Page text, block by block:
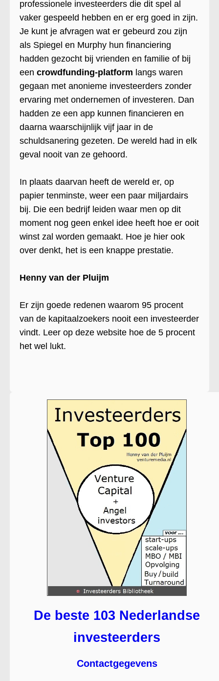
professionele investeerders die dit spel al
vaker gespeeld hebben en er erg goed in zijn.
Je kunt je afvragen wat er gebeurd zou zijn
als Spiegel en Murphy hun financiering
hadden gezocht bij vrienden en familie of bij
een crowdfunding-platform langs waren
gegaan met anonieme investeerders zonder
ervaring met ondernemen of investeren. Dan
hadden ze een app kunnen financieren en
daarna waarschijnlijk vijf jaar in de
schuldsanering gezeten. De wereld had in elk
geval nooit van ze gehoord.
In plaats daarvan heeft de wereld er, op
papier tenminste, weer een paar miljardairs
bij. Die een bedrijf leiden waar men op dit
moment nog geen enkel idee heeft hoe er ooit
winst zal worden gemaakt. Hoe je hier ook
over denkt, het is een knappe prestatie.
Henny van der Pluijm
Er zijn goede redenen waarom 95 procent
van de kapitaalzoekers nooit een investeerder
vindt. Leer op deze website hoe de 5 procent
het wel lukt.
De beste 103 Nederlandse
investeerders
Contactgegevens